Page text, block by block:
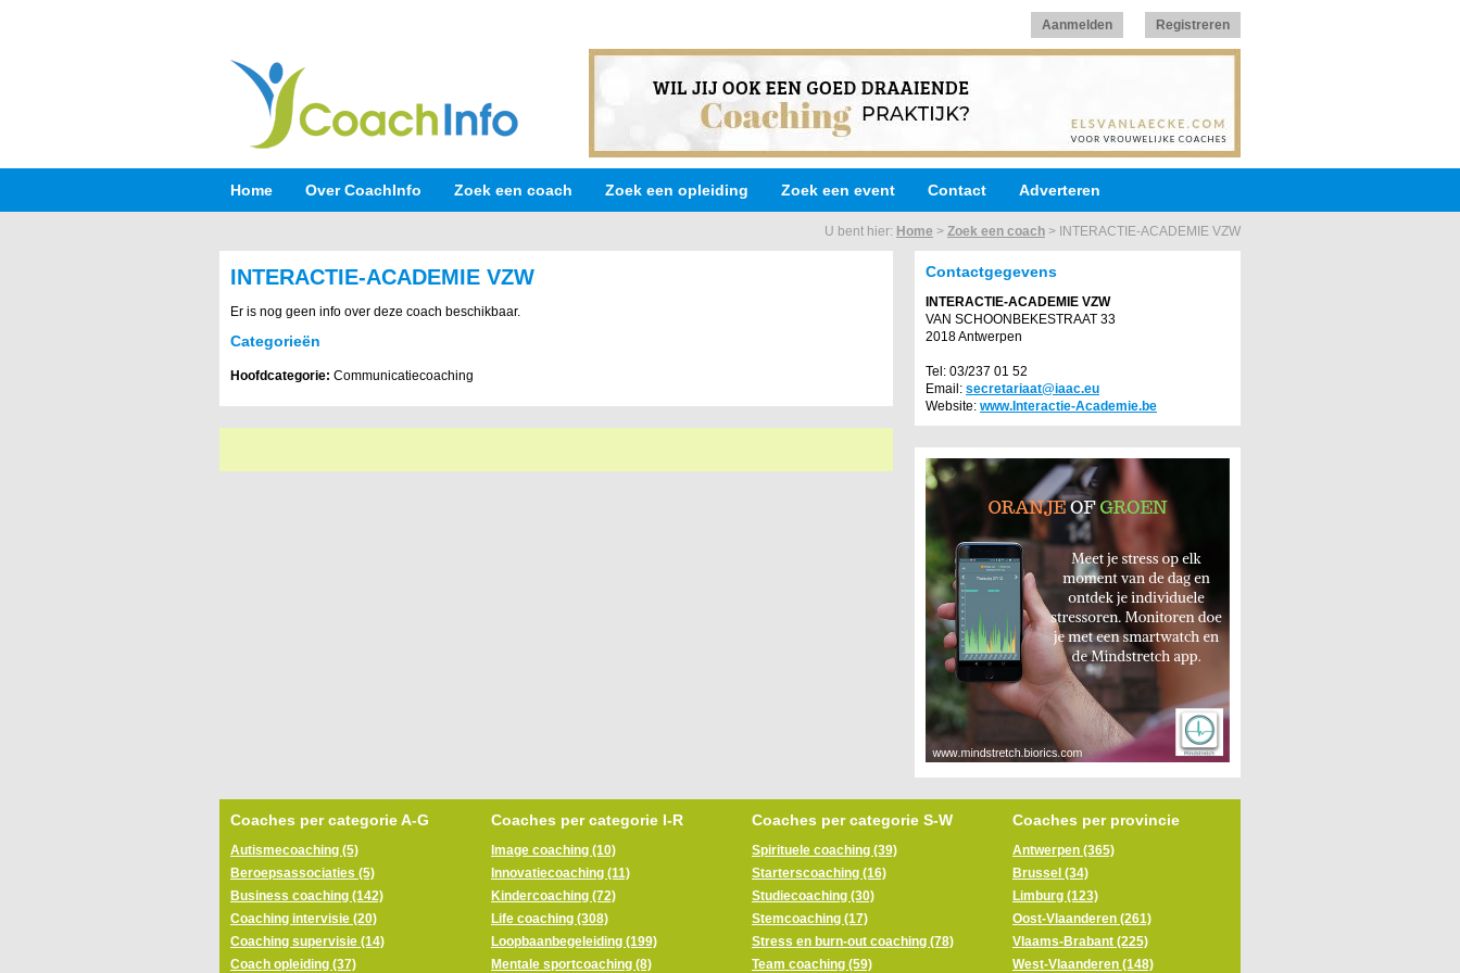
Aanmelden Registreren
Home Over CoachInfo Zoek een coach Zoek een opleiding Zoek een event Contact Adverteren
U bent hier: Home > Zoek een coach > INTERACTIE-ACADEMIE VZW
INTERACTIE-ACADEMIE VZW
Er is nog geen info over deze coach beschikbaar.
Categorieën
Hoofdcategorie: Communicatiecoaching
Contactgegevens
INTERACTIE-ACADEMIE VZW
VAN SCHOONBEKESTRAAT 33
2018 Antwerpen
Tel: 03/237 01 52
Email: secretariaat@iaac.eu
Website: www.Interactie-Academie.be
Coaches per categorie A-G
Autismecoaching (5)
Beroepsassociaties (5)
Business coaching (142)
Coaching intervisie (20)
Coaching supervisie (14)
Coach opleiding (37)
Coaches per categorie I-R
Image coaching (10)
Innovatiecoaching (11)
Kindercoaching (72)
Life coaching (308)
Loopbaanbegeleiding (199)
Mentale sportcoaching (8)
Coaches per categorie S-W
Spirituele coaching (39)
Starterscoaching (16)
Studiecoaching (30)
Stemcoaching (17)
Stress en burn-out coaching (78)
Team coaching (59)
Coaches per provincie
Antwerpen (365)
Brussel (34)
Limburg (123)
Oost-Vlaanderen (261)
Vlaams-Brabant (225)
West-Vlaanderen (148)